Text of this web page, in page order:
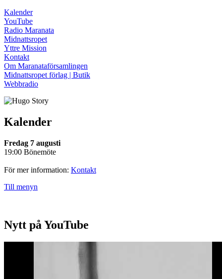
Kalender
YouTube
Radio Maranata
Midnattsropet
Yttre Mission
Kontakt
Om Maranataförsamlingen
Midnattsropet förlag | Butik
Webbradio
Kalender
Fredag 7 augusti
19:00 Bönemöte
För mer information: Kontakt
Till menyn
Nytt på YouTube